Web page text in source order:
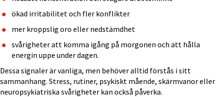
ökad irritabilitet och fler konflikter
mer kroppslig oro eller nedstämdhet
svårigheter att komma igång på morgonen och att hålla
energin uppe under dagen.
Dessa signaler är vanliga, men behöver alltid förstås i sitt
sammanhang. Stress, rutiner, psykiskt mående, skärmvanor eller
neuropsykiatriska svårigheter kan också påverka.